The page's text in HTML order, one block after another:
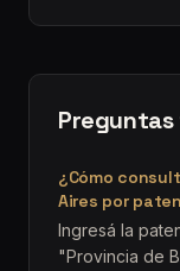
¿Cómo
Aires por
Ingresá la
"Provincia de